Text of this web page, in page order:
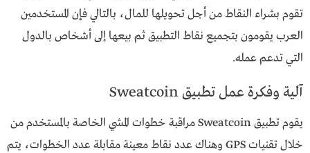
تقوم بشراء النقاط من أجل تحويلها للمال، بالتالي فإن المستخدمين
العرب يقومون بتجميع نقاط التطبيق ثم بيعها إلى أشخاص بالدول
التي تدعم عمله.
آلية وفكرة عمل تطبيق Sweatcoin
يقوم تطبيق Sweatcoin مراقبة خطوات المشي الخاصة بالمستخدم من
خلال تقنيات GPS وهناك عدد نقاط معينة مقابلة عدد الخطوات، يتم